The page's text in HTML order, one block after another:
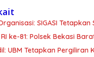
SIGASI
ke-81: Polsek Bekasi
UBM Tetapkan